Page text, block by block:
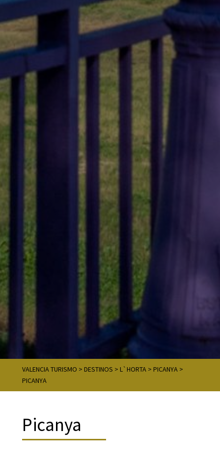
VALENCIA TURISMO > DESTINOS > L`HORTA> PICANYA>
PICANYA
Picanya